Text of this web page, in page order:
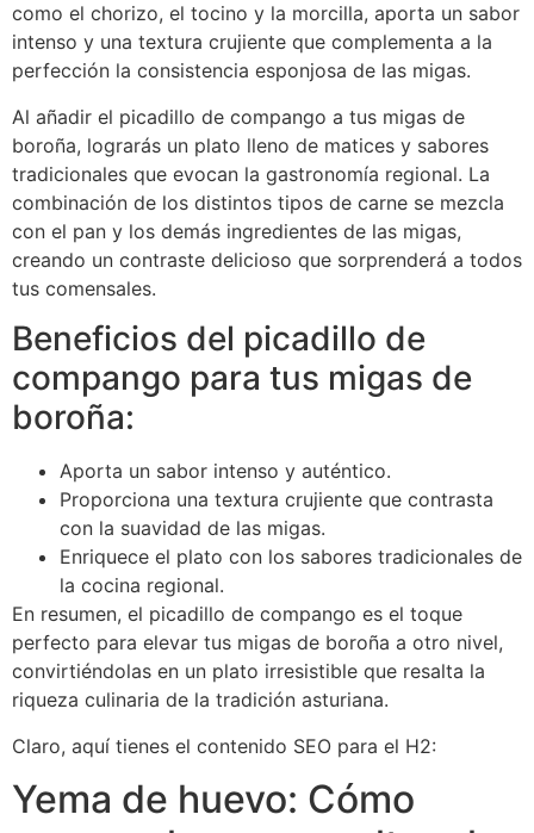
como el chorizo, el tocino y la morcilla, aporta un sabor
intenso y una textura crujiente que complementa a la
perfección la consistencia esponjosa de las migas.
Al añadir el picadillo de compango a tus migas de
boroña, lograrás un plato lleno de matices y sabores
tradicionales que evocan la gastronomía regional. La
combinación de los distintos tipos de carne se mezcla
con el pan y los demás ingredientes de las migas,
creando un contraste delicioso que sorprenderá a todos
tus comensales.
Beneficios del picadillo de
compango para tus migas de
boroña:
Aporta un sabor intenso y auténtico.
Proporciona una textura crujiente que contrasta
con la suavidad de las migas.
Enriquece el plato con los sabores tradicionales de
la cocina regional.
En resumen, el picadillo de compango es el toque
perfecto para elevar tus migas de boroña a otro nivel,
convirtiéndolas en un plato irresistible que resalta la
riqueza culinaria de la tradición asturiana.
Claro, aquí tienes el contenido SEO para el H2:
Yema de huevo: Cómo